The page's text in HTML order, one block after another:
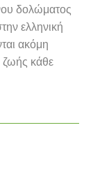
δολώματος
ελληνική
ακόμη
ζωής κάθε